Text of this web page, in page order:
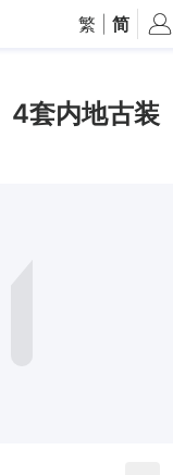
繁 简
4套内地古装